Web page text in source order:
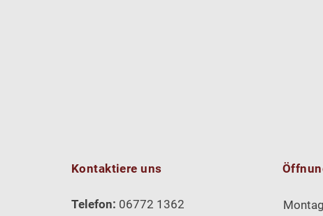
Kontaktiere uns
Telefon: 06772 1362 Montag